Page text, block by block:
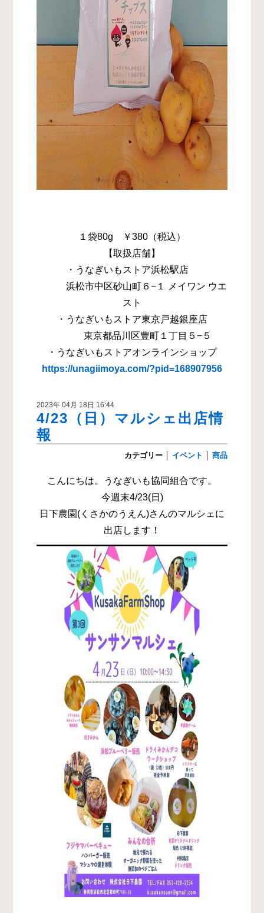
１袋80g ￥380（税込）
【取扱店舗】
・うなぎいもストア浜松駅店
浜松市中区砂山町６−１ メイワン ウエ
スト
・うなぎいもストア東京戸越銀座店
東京都品川区豊町１丁目５−５
・うなぎいもストアオンラインショップ
https://unagiimoya.com/?pid=168907956
2023年 04月 18日 16:44
4/23（日）マルシェ出店情
報
カテゴリー イベント 商品
こんにちは。うなぎいも協同組合です。
今週末4/23(日)
日下農園(くさかのうえん)さんのマルシェに
出店します！